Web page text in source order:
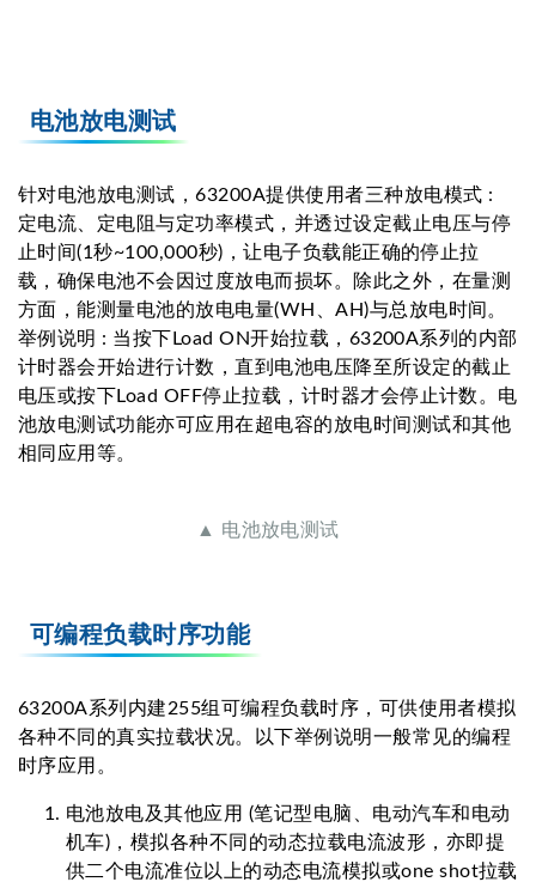
电池放电测试
针对电池放电测试，63200A提供使用者三种放电模式 :
定电流、定电阻与定功率模式，并透过设定截止电压与停
止时间(1秒~100,000秒)，让电子负载能正确的停止拉
载，确保电池不会因过度放电而损坏。除此之外，在量测
方面，能测量电池的放电电量(WH、AH)与总放电时间。
举例说明 : 当按下Load ON开始拉载，63200A系列的内部
计时器会开始进行计数，直到电池电压降至所设定的截止
电压或按下Load OFF停止拉载，计时器才会停止计数。电
池放电测试功能亦可应用在超电容的放电时间测试和其他
相同应用等。
▲ 电池放电测试
可编程负载时序功能
63200A系列内建255组可编程负载时序，可供使用者模拟
各种不同的真实拉载状况。以下举例说明一般常见的编程
时序应用。
电池放电及其他应用 (笔记型电脑、电动汽车和电动
机车)，模拟各种不同的动态拉载电流波形，亦即提
供二个电流准位以上的动态电流模拟或one shot拉载